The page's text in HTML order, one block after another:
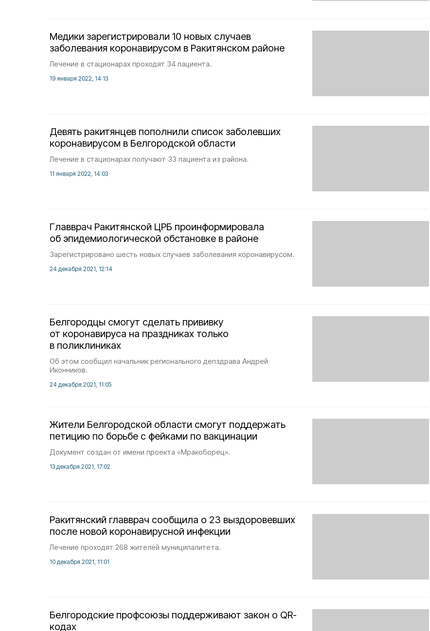
Медики зарегистрировали 10 новых случаев
заболевания коронавирусом в Ракитянском районе
Лечение в стационарах проходят 34 пациента.
19 января 2022, 14:13
Девять ракитянцев пополнили список заболевших
коронавирусом в Белгородской области
Лечение в стационарах получают 33 пациента из района.
11 января 2022, 14:03
Главврач Ракитянской ЦРБ проинформировала
об эпидемиологической обстановке в районе
Зарегистрировано шесть новых случаев заболевания коронавирусом.
24 декабря 2021, 12:14
Белгородцы смогут сделать прививку
от коронавируса на праздниках только
в поликлиниках
Об этом сообщил начальник регионального депздрава Андрей
Иконников.
24 декабря 2021, 11:05
Жители Белгородской области смогут поддержать
петицию по борьбе с фейками по вакцинации
Документ создан от имени проекта «Мракоборец».
13 декабря 2021, 17:02
Ракитянский главврач сообщила о 23 выздоровевших
после новой коронавирусной инфекции
Лечение проходят 268 жителей муниципалитета.
10 декабря 2021, 11:01
Белгородские профсоюзы поддерживают закон о QR-
кодах